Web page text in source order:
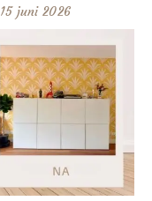
15 juni 2026